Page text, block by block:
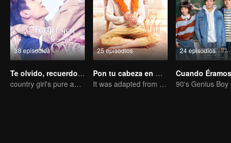
38 episodios
Te olvido, recuerdo el amor
country girl's pure and fresh love
25 episodios
Pon tu cabeza en mi hombro
It was adapted from the same series of novels as "A Love so Beautiful"
24 episodios